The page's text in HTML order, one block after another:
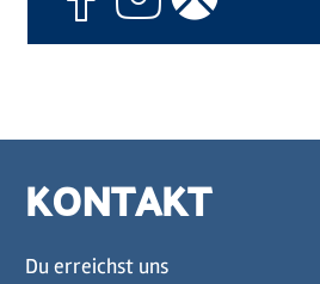
KONTAKT
Du erreichst uns